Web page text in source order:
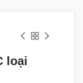
loại